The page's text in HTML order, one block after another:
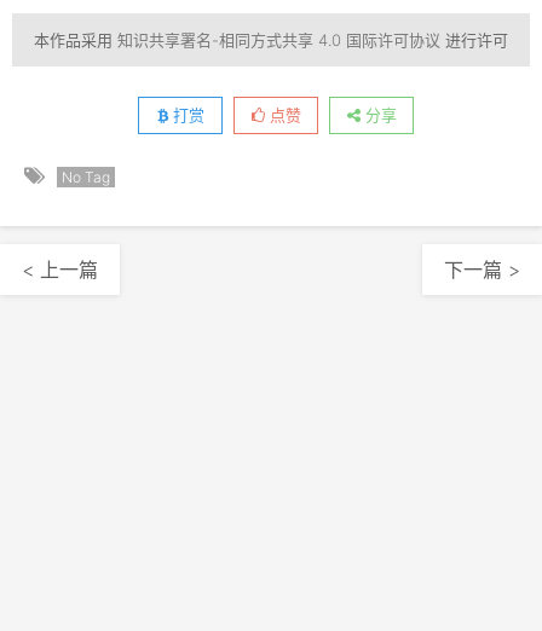
本作品采用 知识共享署名-相同方式共享 4.0 国际许可协议 进行许可
打赏 点赞 分享
No Tag
< 上一篇 下一篇 >